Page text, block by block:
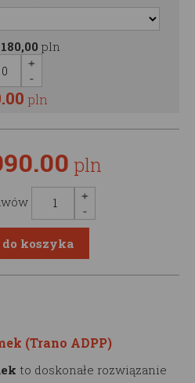
180,00 pln
pln
pln
(Trano ADPP)
to doskonałe rozwiązanie